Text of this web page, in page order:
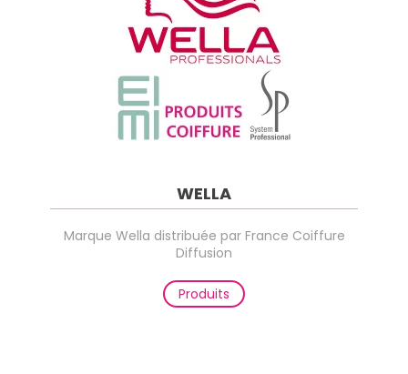
WELLA
Marque Wella distribuée par France Coiffure
Diffusion
Produits